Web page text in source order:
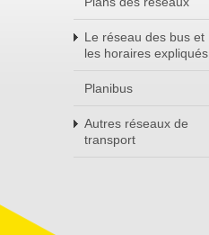
Le réseau des bus et
les horaires expliqués
Planibus
Autres réseaux de
transport